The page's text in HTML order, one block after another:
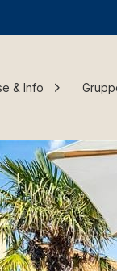
& Info